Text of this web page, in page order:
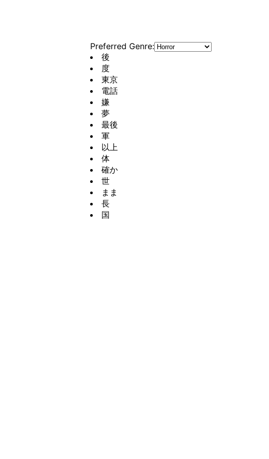
Preferred Genre:
後
度
東京
電話
嫌
夢
最後
軍
以上
体
確か
世
まま
長
国